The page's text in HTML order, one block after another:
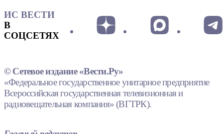
ИС ВЕСТИ
В
СОЦСЕТЯХ
© Сетевое издание «Вести.Ру»
«Федеральное государственное унитарное предприятие
Всероссийская государственная телевизионная и
радиовещательная компания» (ВГТРК).